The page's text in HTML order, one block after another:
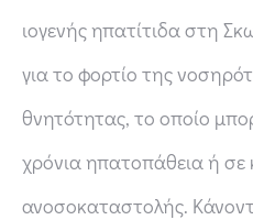
ιογενής ηπατίτιδα στη
για το φορτίο της
θνητότητας, το οποίο
χρόνια ηπατοπάθεια ή σε
ανοσοκαταστολής.